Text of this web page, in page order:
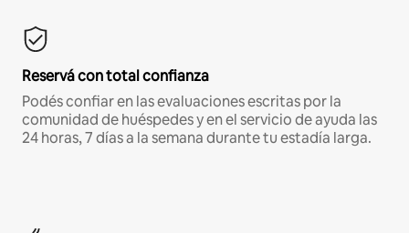
Reservá con total confianza
Podés confiar en las evaluaciones escritas por la
comunidad de huéspedes y en el servicio de ayuda las
24 horas, 7 días a la semana durante tu estadía larga.